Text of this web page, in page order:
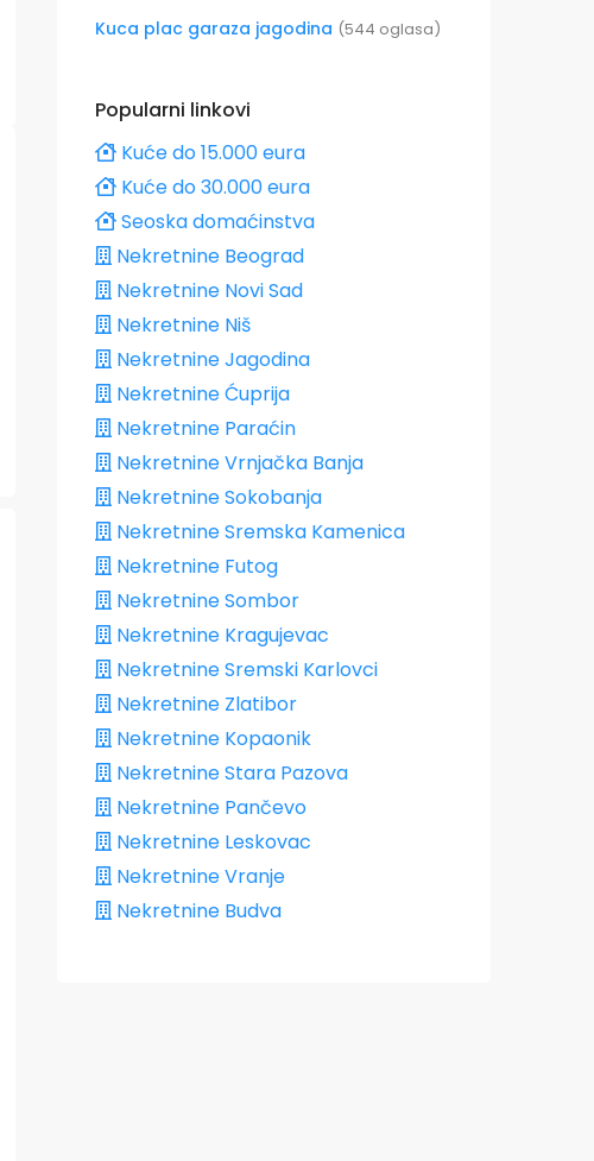
Kuca plac garaza jagodina (544 oglasa)
Popularni linkovi
Kuće do 15.000 eura
Kuće do 30.000 eura
Seoska domaćinstva
Nekretnine Beograd
Nekretnine Novi Sad
Nekretnine Niš
Nekretnine Jagodina
Nekretnine Ćuprija
Nekretnine Paraćin
Nekretnine Vrnjačka Banja
Nekretnine Sokobanja
Nekretnine Sremska Kamenica
Nekretnine Futog
Nekretnine Sombor
Nekretnine Kragujevac
Nekretnine Sremski Karlovci
Nekretnine Zlatibor
Nekretnine Kopaonik
Nekretnine Stara Pazova
Nekretnine Pančevo
Nekretnine Leskovac
Nekretnine Vranje
Nekretnine Budva